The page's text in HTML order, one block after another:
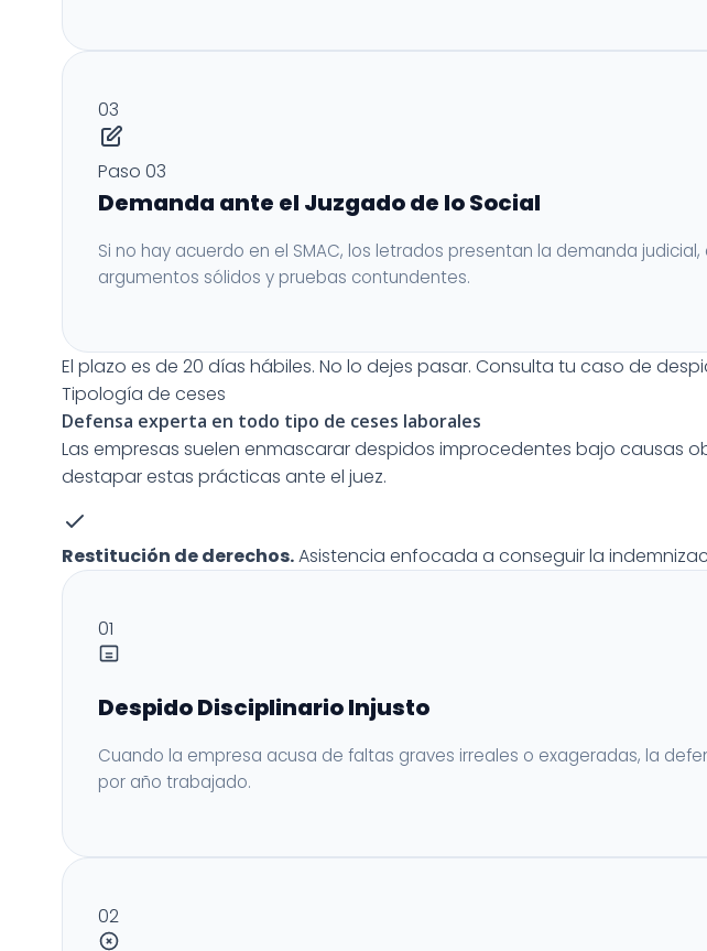
03
Paso 03
Demanda ante el Juzgado de lo Social
Si no hay acuerdo en el SMAC, los letrados presentan la demanda
argumentos sólidos y pruebas contundentes.
El plazo es de 20 días hábiles. No lo dejes pasar. Consulta tu caso de
Tipología de ceses
Defensa experta en todo tipo de ceses laborales
Las empresas suelen enmascarar despidos improcedentes bajo causas
destapar estas prácticas ante el juez.
Restitución de derechos.Asistencia enfocada a conseguir la
01
Despido Disciplinario Injusto
Cuando la empresa acusa de faltas graves irreales o exageradas, la
por año trabajado.
02